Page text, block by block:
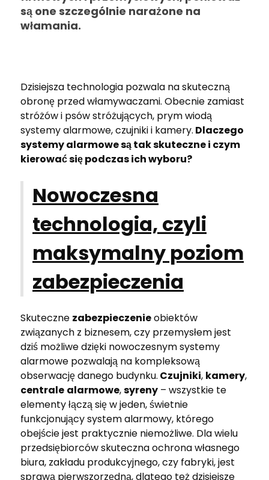
są one szczególnie narażone na
włamania.
Dzisiejsza technologia pozwala na skuteczną
obronę przed włamywaczami. Obecnie zamiast
stróżów i psów stróżujących, prym wiodą
systemy alarmowe, czujniki i kamery. Dlaczego
systemy alarmowe są tak skuteczne i czym
kierować się podczas ich wyboru?
Nowoczesna
technologia, czyli
maksymalny poziom
zabezpieczenia
Skuteczne zabezpieczenieobiektów
związanych z biznesem, czy przemysłem jest
dziś możliwe dzięki nowoczesnym systemy
alarmowe pozwalają na kompleksową
obserwację danego budynku. Czujniki, kamery,
centrale alarmowe,syreny – wszystkie te
elementy łączą się w jeden, świetnie
funkcjonujący system alarmowy, którego
obejście jest praktycznie niemożliwe. Dla wielu
przedsiębiorców skuteczna ochrona własnego
biura, zakładu produkcyjnego, czy fabryki, jest
sprawą pierwszorzędną, dlatego też dzisiejsze